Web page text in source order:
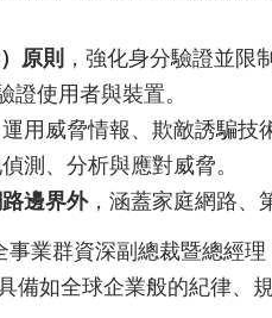
原則 ，強化身分驗證並限
證使用者與裝置。
運用威脅情報、欺敵誘騙技
測、分析與應對威脅。
邊界外，涵蓋家庭網路、
業群資深副總裁暨總經
備如全球企業般的紀律、